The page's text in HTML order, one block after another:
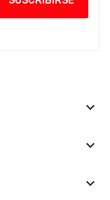
keyboard_arrow_down
keyboard_arrow_down
keyboard_arrow_down